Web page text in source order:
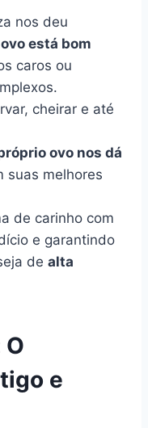
nos deu
está bom
caros ou
cheirar e até
ovo nos dá
suas melhores
de carinho com
e garantindo
de alta
e